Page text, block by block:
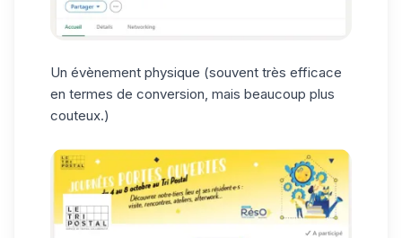
Un évènement physique (souvent très efficace
en termes de conversion, mais beaucoup plus
couteux.)